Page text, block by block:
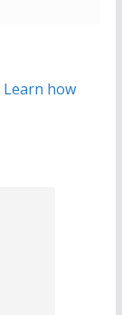
Learn how